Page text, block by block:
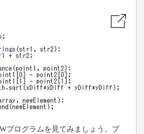
プログラムを見てみましょう。プ